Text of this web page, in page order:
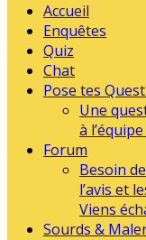
Accueil
Enquêtes
Quiz
Chat
Pose tes
Une
à
Forum
Besoin
l’avis et
Viens
Sourds &